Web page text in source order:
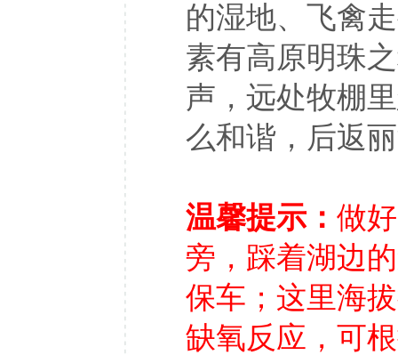
的湿地、飞禽
素有高原明珠
声，远处牧棚
么和谐，后返
温馨提示： 做
旁，踩着湖边
保车；这里海
缺氧反应，可